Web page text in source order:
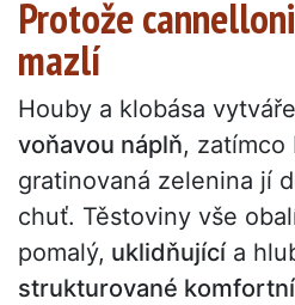
Protože
mazlí
Houby a klobása
voňavou náplň, zatímco
gratinovaná zelenina jí
chuť. Těstoviny vše
pomalý, uklidňujícía
strukturované